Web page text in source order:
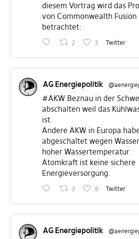
diesem Vortrag wird das
von Commonwealth Fusion
betrachtet:
2 3 Twitter
AG Energiepolitik
#AKW Beznau in der
abschalten weil das
ist.
Andere AKW in Europa
abgeschaltet wegen
hoher Wassertemperatur.
Atomkraft ist keine sichere
Energieversorgung.
3 8 Twitter
AG Energiepolitik